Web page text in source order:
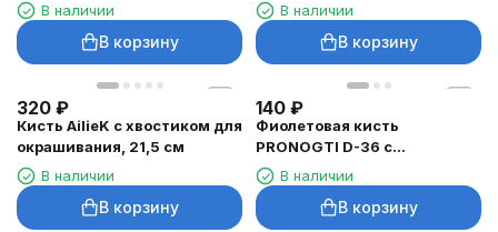
В наличии
В корзину
В наличии
В корзину
320 ₽
Кисть AilieK с хвостиком для
окрашивания, 21,5 см
В наличии
В корзину
140 ₽
Фиолетовая кисть
PRONOGTI D-36 с
хвостиком, 21 см
В наличии
В корзину